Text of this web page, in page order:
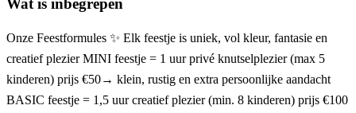
Wat is inbegrepen
Onze Feestformules ✨ Elk feestje is uniek, vol kleur, fantasie en
creatief plezier MINI feestje = 1 uur privé knutselplezier (max 5
kinderen) prijs €50→ klein, rustig en extra persoonlijke aandacht
BASIC feestje = 1,5 uur creatief plezier (min. 8 kinderen) prijs €100